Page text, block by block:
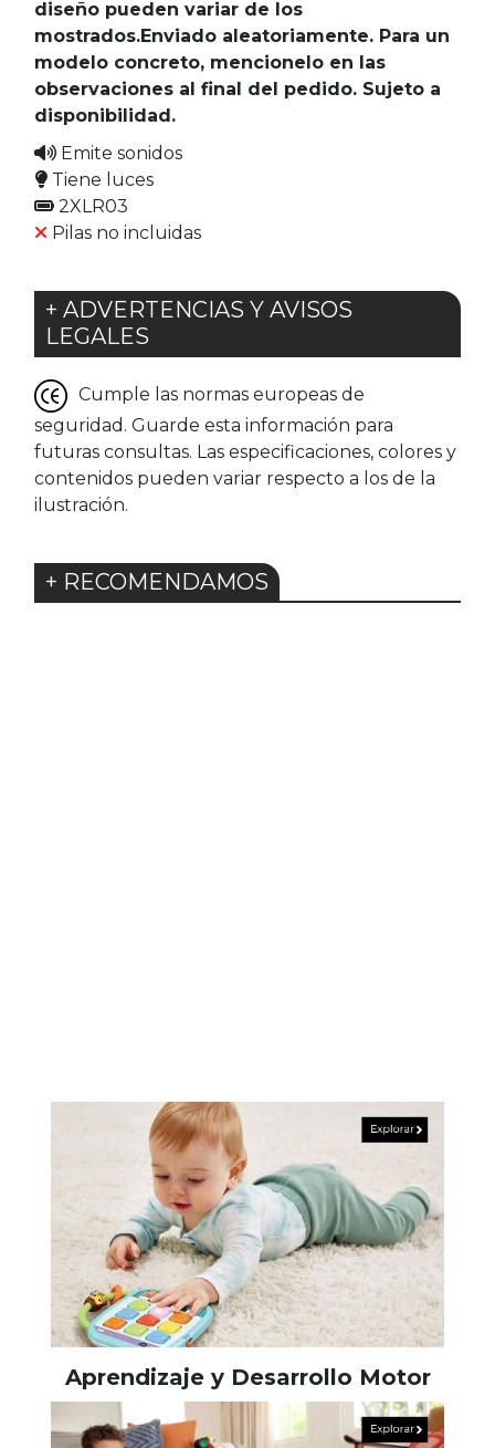
diseño pueden variar de los
mostrados.Enviado aleatoriamente. Para un
modelo concreto, mencionelo en las
observaciones al final del pedido. Sujeto a
disponibilidad.
Emite sonidos
Tiene luces
2XLR03
Pilas no incluidas
+ ADVERTENCIAS Y AVISOS
LEGALES
Cumple las normas europeas de
seguridad. Guarde esta información para
futuras consultas. Las especificaciones, colores y
contenidos pueden variar respecto a los de la
ilustración.
+ RECOMENDAMOS
Aprendizaje y Desarrollo Motor